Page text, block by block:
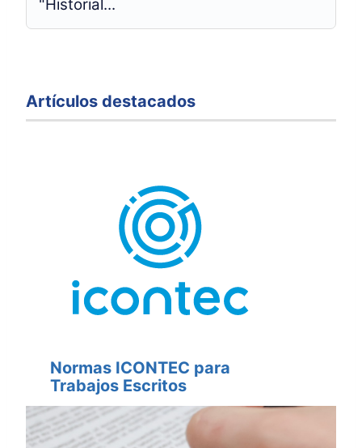
"Historial...
Artículos destacados
Normas ICONTEC para
Trabajos Escritos